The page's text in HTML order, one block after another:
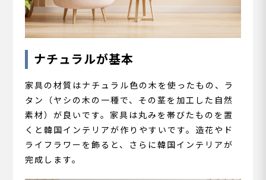
ナチュラルが基本
家具の材質はナチュラル色の木を使ったもの、ラ
タン（ヤシの木の一種で、その茎を加工した自然
素材）が良いです。家具は丸みを帯びたものを置
くと韓国インテリアが作りやすいです。造花やド
ライフラワーを飾ると、さらに韓国インテリアが
完成します。